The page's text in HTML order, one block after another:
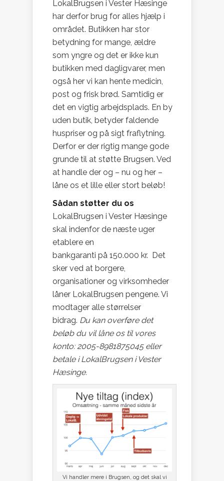
LokalBrugsen i Vester Hæsinge
har derfor brug for alles hjælp i
området. Butikken har stor
betydning for mange, ældre
som yngre og det er ikke kun
butikken med dagligvarer, men
også her vi kan hente medicin,
post og frisk brød. Samtidig er
det en vigtig arbejdsplads. En by
uden butik, betyder faldende
huspriser og på sigt fraflytning.
Derfor er der rigtig mange gode
grunde til at støtte Brugsen. Ved
at handle der og – nu og her –
låne os et lille eller stort beløb!
Sådan støtter du os
LokalBrugsen i Vester Hæsinge
skal indenfor de næste uger
etablere en
bankgaranti på 150.000 kr. Det
sker ved at borgere,
organisationer og virksomheder
låner LokalBrugsen pengene. Vi
modtager alle størrelser
bidrag. Du kan overføre det
beløb du vil låne os til vores
konto: 2005-8981875045 eller
betale i LokalBrugsen i Vester
Hæsinge.
Vi handler mere i Brugsen, og det skal vi